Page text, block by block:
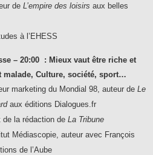
de L’empire des loisirs aux belles
à l’EHESS
– 20:00 : Mieux vaut être riche et
malade, Culture, société, sport…
marketing du Mondial 98, auteur de Le
aux éditions Dialogues.fr
la rédaction de La Tribune
Médiascopie, auteur avec François
de l’Aube